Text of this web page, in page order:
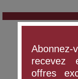
Abonnez-
recevez
offres